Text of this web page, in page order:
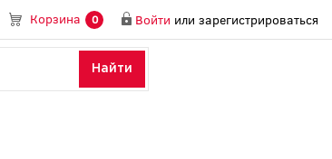
Корзина 0 Войти или зарегистрироваться
Найти